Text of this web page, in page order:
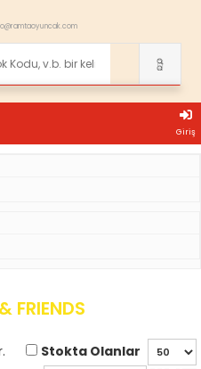
Giriş
FRIENDS
Stokta Olanlar